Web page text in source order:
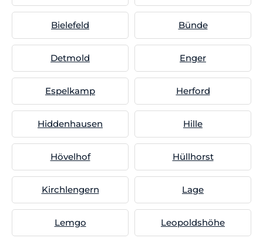
Bielefeld Bünde
Detmold Enger
Espelkamp Herford
Hiddenhausen Hille
Hövelhof Hüllhorst
Kirchlengern Lage
Lemgo Leopoldshöhe